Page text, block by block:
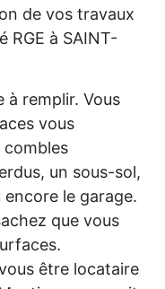
de vos travaux
à SAINT-
à remplir. Vous
vous
combles
un sous-sol,
le garage.
que vous
être locataire